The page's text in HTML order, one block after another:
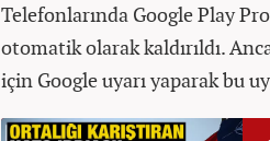
Telefonlarında Google Play
otomatik olarak kaldırıldı.
için Google uyarı yaparak bu